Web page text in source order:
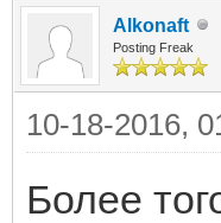
Alkonaft
Posting Freak
10-18-2016,
Более